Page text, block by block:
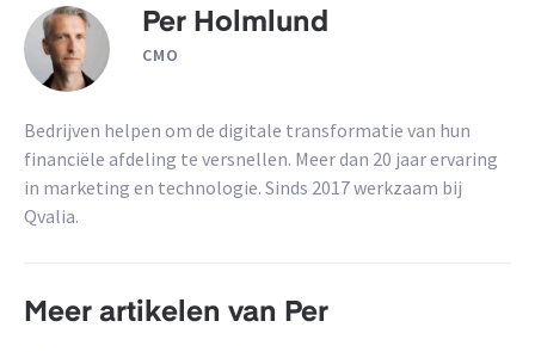
Per Holmlund
CMO
Bedrijven helpen om de digitale transformatie van hun
financiële afdeling te versnellen. Meer dan 20 jaar ervaring
in marketing en technologie. Sinds 2017 werkzaam bij
Qvalia.
Meer artikelen van Per